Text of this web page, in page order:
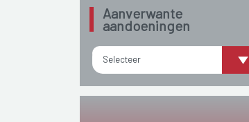
Aanverwante
aandoeningen
Selecteer